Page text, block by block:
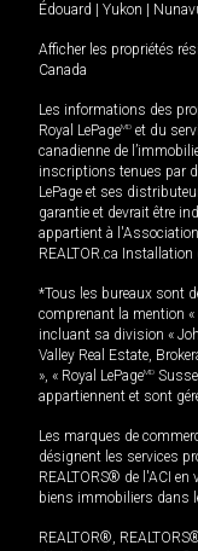
Édouard
Yukon
Afficher les propriétés
Canada
Les informations des
Royal LePageMD et du
canadienne de
inscriptions tenues par
LePage et ses
garantie et devrait être
appartient à
REALTOR.ca
*Tous les bureaux sont
comprenant la mention
incluant sa division «
Valley Real Estate,
», « Royal LePageMD
appartiennent et sont
Les marques de
désignent les services
REALTORS® de l'ACI en
biens immobiliers dans
REALTOR®,